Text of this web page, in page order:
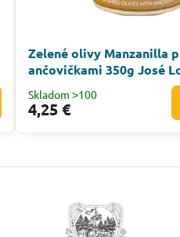
Zelené olivy Manzanilla
ančovičkami 350g José
Skladom ˃100
4,25 €